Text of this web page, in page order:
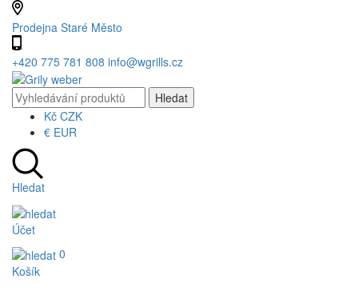
Prodejna Staré Město
+420 775 781 808 info@wgrills.cz
Kč CZK
€ EUR
Hledat
Účet
0
Košík